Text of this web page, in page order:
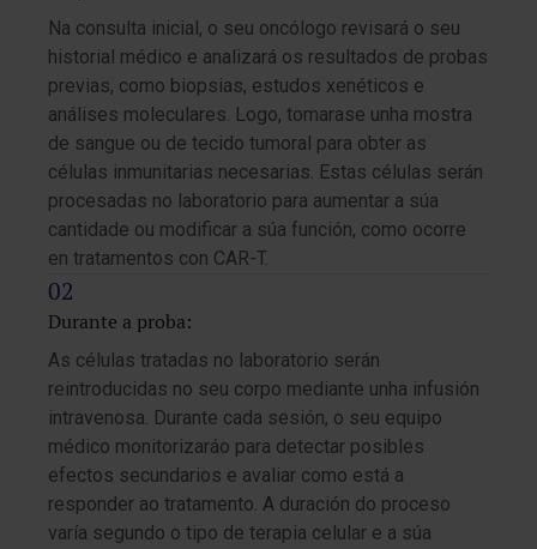
Na consulta inicial, o seu oncólogo revisará o seu
historial médico e analizará os resultados de probas
previas, como biopsias, estudos xenéticos e
análises moleculares. Logo, tomarase unha mostra
de sangue ou de tecido tumoral para obter as
células inmunitarias necesarias. Estas células serán
procesadas no laboratorio para aumentar a súa
cantidade ou modificar a súa función, como ocorre
en tratamentos con CAR-T.
Durante a proba:
As células tratadas no laboratorio serán
reintroducidas no seu corpo mediante unha infusión
intravenosa. Durante cada sesión, o seu equipo
médico monitorizaráo para detectar posibles
efectos secundarios e avaliar como está a
responder ao tratamento. A duración do proceso
varía segundo o tipo de terapia celular e a súa